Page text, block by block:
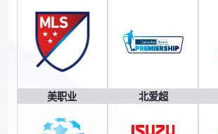
美职业 北爱超